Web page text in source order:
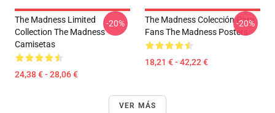
The Madness Limited
Collection The Madness
Camisetas
24,38 € - 28,06 €
-20%
The Madness Colección Para
Fans The Madness Posters
18,21 € - 42,22 €
-20%
VER MÁS